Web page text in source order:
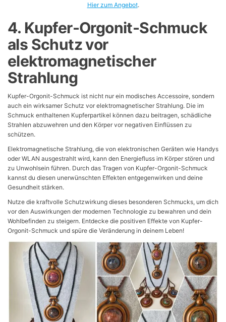
Hier zum Angebot.
4. Kupfer-Orgonit-Schmuck
als Schutz vor
elektromagnetischer
Strahlung
Kupfer-Orgonit-Schmuck ist nicht nur ein modisches Accessoire, sondern
auch ein wirksamer Schutz vor elektromagnetischer Strahlung. Die im
Schmuck enthaltenen Kupferpartikel können dazu beitragen, schädliche
Strahlen abzuwehren und den Körper vor negativen Einflüssen zu
schützen.
Elektromagnetische Strahlung, die von elektronischen Geräten wie Handys
oder WLAN ausgestrahlt wird, kann den Energiefluss im Körper stören und
zu Unwohlsein führen. Durch das Tragen von Kupfer-Orgonit-Schmuck
kannst du diesen unerwünschten Effekten entgegenwirken und deine
Gesundheit stärken.
Nutze die kraftvolle Schutzwirkung dieses besonderen Schmucks, um dich
vor den Auswirkungen der modernen Technologie zu bewahren und dein
Wohlbefinden zu steigern. Entdecke die positiven Effekte von Kupfer-
Orgonit-Schmuck und spüre die Veränderung in deinem Leben!